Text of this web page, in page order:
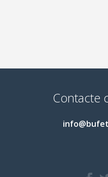
Contacte